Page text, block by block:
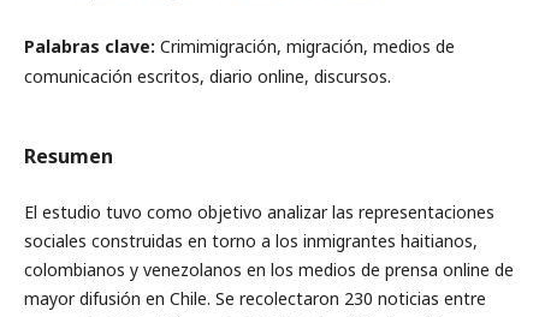
Palabras clave: Crimimigración, migración, medios de
comunicación escritos, diario online, discursos.
Resumen
El estudio tuvo como objetivo analizar las representaciones
sociales construidas en torno a los inmigrantes haitianos,
colombianos y venezolanos en los medios de prensa online de
mayor difusión en Chile. Se recolectaron 230 noticias entre